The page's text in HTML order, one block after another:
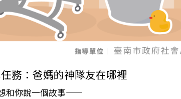
務：爸媽的神隊友在哪裡
和你說一個故事——